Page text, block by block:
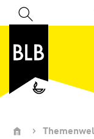
Zum Hauptinhalt